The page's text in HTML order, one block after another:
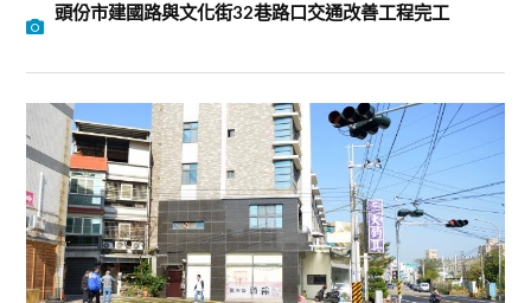
頭份市建國路與文化街32巷路口交通改善工程完工